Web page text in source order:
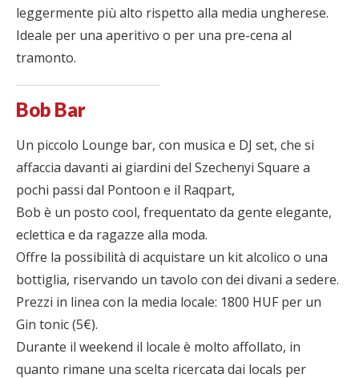
leggermente più alto rispetto alla media ungherese.
Ideale per una aperitivo o per una pre-cena al
tramonto.
Bob Bar
Un piccolo Lounge bar, con musica e DJ set, che si
affaccia davanti ai giardini del Szechenyi Square a
pochi passi dal Pontoon e il Raqpart,
Bob è un posto cool, frequentato da gente elegante,
eclettica e da ragazze alla moda.
Offre la possibilità di acquistare un kit alcolico o una
bottiglia, riservando un tavolo con dei divani a sedere.
Prezzi in linea con la media locale: 1800 HUF per un
Gin tonic (5€).
Durante il weekend il locale è molto affollato, in
quanto rimane una scelta ricercata dai locals per